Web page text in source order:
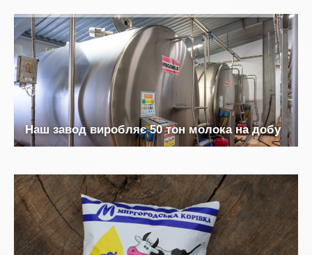
Наш завод виробляє 50 тон молока на добу